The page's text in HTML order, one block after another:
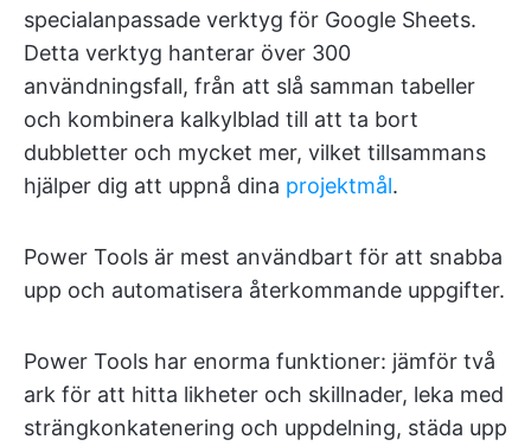
specialanpassade verktyg för Google Sheets.
Detta verktyg hanterar över 300
användningsfall, från att slå samman tabeller
och kombinera kalkylblad till att ta bort
dubbletter och mycket mer, vilket tillsammans
hjälper dig att uppnå dina projektmål.
Power Tools är mest användbart för att snabba
upp och automatisera återkommande uppgifter.
Power Tools har enorma funktioner: jämför två
ark för att hitta likheter och skillnader, leka med
strängkonkatenering och uppdelning, städa upp